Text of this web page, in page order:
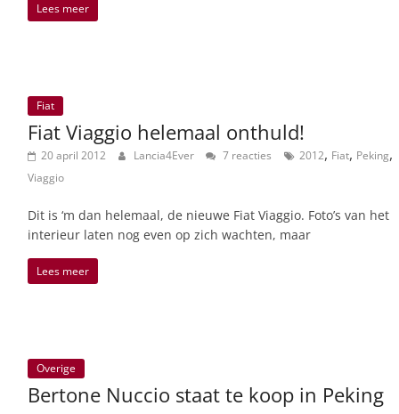
Lees meer
Fiat
Fiat Viaggio helemaal onthuld!
20 april 2012 Lancia4Ever 7 reacties 2012, Fiat, Peking,
Viaggio
Dit is ‘m dan helemaal, de nieuwe Fiat Viaggio. Foto’s van het
interieur laten nog even op zich wachten, maar
Lees meer
Overige
Bertone Nuccio staat te koop in Peking